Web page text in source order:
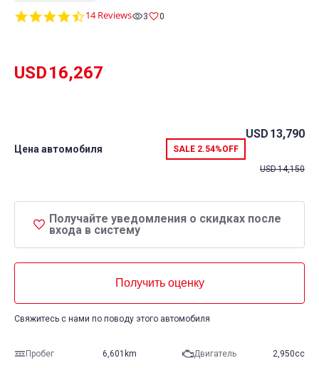
4.6
14 Reviews 3 0
USD16,267
Цена автомобиля SALE 2.54%OFF
USD 13,790
USD14,150
Получайте уведомления о скидках после
входа в систему
Получить оценку
Свяжитесь с нами по поводу этого автомобиля
Пробег 6,601km Двигатель 2,950cc